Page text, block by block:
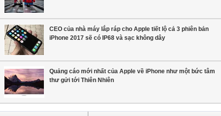
CEO của nhà máy lắp ráp cho Apple tiết lộ cả 3 phiên bản
iPhone 2017 sẽ có IP68 và sạc không dây
Quảng cáo mới nhất của Apple về iPhone như một bức tâm
thư gửi tới Thiên Nhiên